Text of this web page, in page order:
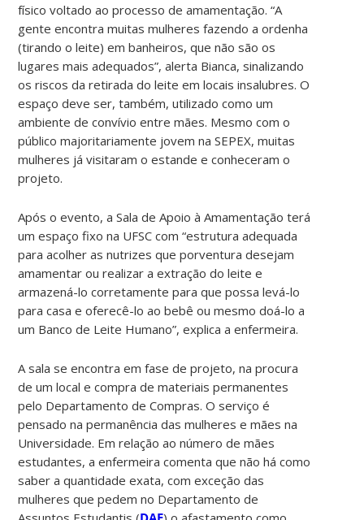
físico voltado ao processo de amamentação. “A
gente encontra muitas mulheres fazendo a ordenha
(tirando o leite) em banheiros, que não são os
lugares mais adequados”, alerta Bianca, sinalizando
os riscos da retirada do leite em locais insalubres. O
espaço deve ser, também, utilizado como um
ambiente de convívio entre mães. Mesmo com o
público majoritariamente jovem na SEPEX, muitas
mulheres já visitaram o estande e conheceram o
projeto.
Após o evento, a Sala de Apoio à Amamentação terá
um espaço fixo na UFSC com “estrutura adequada
para acolher as nutrizes que porventura desejam
amamentar ou realizar a extração do leite e
armazená-lo corretamente para que possa levá-lo
para casa e oferecê-lo ao bebê ou mesmo doá-lo a
um Banco de Leite Humano”, explica a enfermeira.
A sala se encontra em fase de projeto, na procura
de um local e compra de materiais permanentes
pelo Departamento de Compras. O serviço é
pensado na permanência das mulheres e mães na
Universidade. Em relação ao número de mães
estudantes, a enfermeira comenta que não há como
saber a quantidade exata, com exceção das
mulheres que pedem no Departamento de